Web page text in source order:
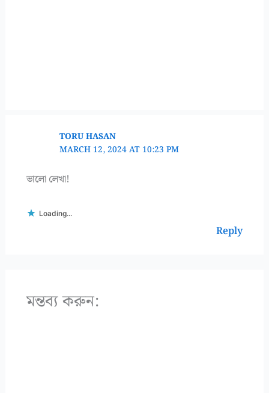
TORU HASAN
MARCH 12, 2024 AT 10:23 PM
ভালো লেখা!
Loading...
Reply
মন্তব্য করুন: